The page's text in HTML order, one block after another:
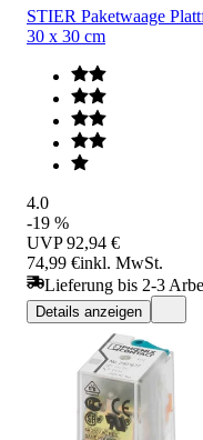
STIER Paketwaage
30 x 30 cm
4.0
-19 %
UVP 92,94 €
74,99 €inkl. MwSt.
Lieferung bis 2-3
Details anzeigen